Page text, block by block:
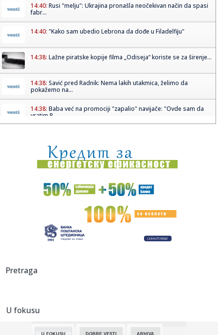
14:40: Rusi "melju": Ukrajina pronašla neočekivan način da spasi
fabr...
14:40: "Kako sam ubedio Lebrona da dođe u Filadelfiju"
14:38: Lažne piratske kopije filma „Odiseja“ koriste se za širenje...
14:38: Savić pred Radnik: Nema lakih utakmica, želimo da
pokažemo na...
14:38: Baba već na promociji "zapalio" navijače: "Ovde sam da
vratim P...
14:35:Hitan sastanak u Nemačkoj; Dron sa eksplozivom koji je
napravio ...
14:25:И опет – Медо, добро дошао у своју ...
Iz saobraćaja isključeno 14 vozača u Južnobačkom okrugu
14:27:Tramp javno odbio Zelenskog: Nema više raketa za vas,
...
14:24:
Pretraga
U fokusu
U FOKUSU DOBRE VESTI ARHIVA